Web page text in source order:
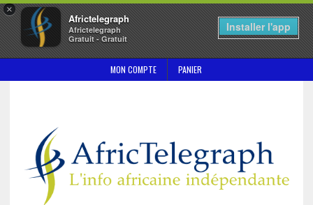
×
Africtelegraph
Africtelegraph
Gratuit - Gratuit
Installer l'app
MON COMPTE PANIER